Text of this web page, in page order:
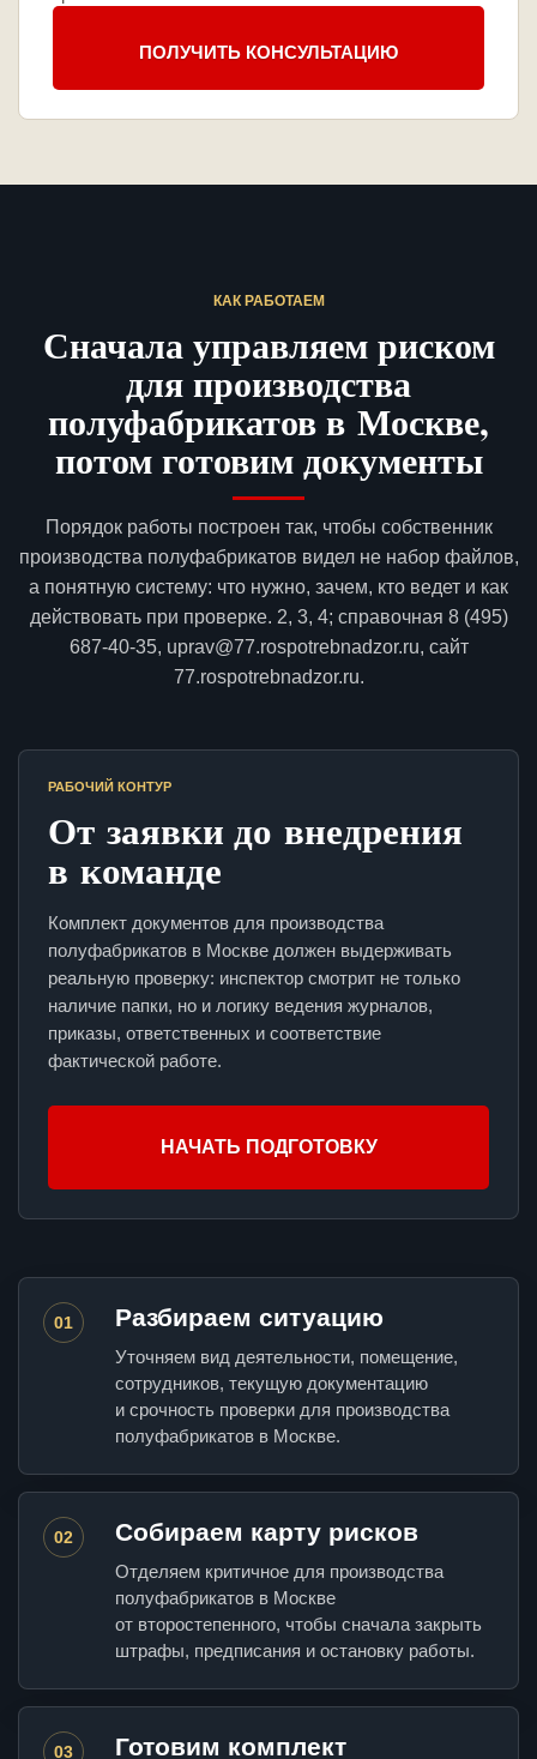
ПОЛУЧИТЬ КОНСУЛЬТАЦИЮ
КАК РАБОТАЕМ
Сначала управляем риском
для производства
полуфабрикатов в Москве,
потом готовим документы
Порядок работы построен так, чтобы собственник
производства полуфабрикатов видел не набор файлов,
а понятную систему: что нужно, зачем, кто ведет и как
действовать при проверке. 2, 3, 4; справочная 8 (495)
687-40-35, uprav@77.rospotrebnadzor.ru, сайт
77.rospotrebnadzor.ru.
РАБОЧИЙ КОНТУР
От заявки до внедрения
в команде
Комплект документов для производства
полуфабрикатов в Москве должен выдерживать
реальную проверку: инспектор смотрит не только
наличие папки, но и логику ведения журналов,
приказы, ответственных и соответствие
фактической работе.
НАЧАТЬ ПОДГОТОВКУ
01 Разбираем ситуацию
Уточняем вид деятельности, помещение,
сотрудников, текущую документацию
и срочность проверки для производства
полуфабрикатов в Москве.
02 Собираем карту рисков
Отделяем критичное для производства
полуфабрикатов в Москве
от второстепенного, чтобы сначала закрыть
штрафы, предписания и остановку работы.
03 Готовим комплект